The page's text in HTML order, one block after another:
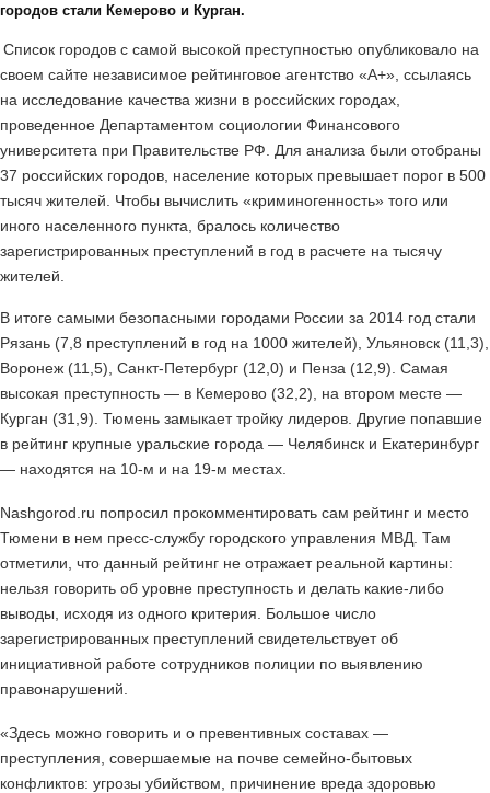
городов стали Кемерово и Курган.
Список городов с самой высокой преступностью опубликовало на
своем сайте независимое рейтинговое агентство «А+», ссылаясь
на исследование качества жизни в российских городах,
проведенное Департаментом социологии Финансового
университета при Правительстве РФ. Для анализа были отобраны
37 российских городов, население которых превышает порог в 500
тысяч жителей. Чтобы вычислить «криминогенность» того или
иного населенного пункта, бралось количество
зарегистрированных преступлений в год в расчете на тысячу
жителей.
В итоге самыми безопасными городами России за 2014 год стали
Рязань (7,8 преступлений в год на 1000 жителей), Ульяновск (11,3),
Воронеж (11,5), Санкт-Петербург (12,0) и Пенза (12,9). Самая
высокая преступность — в Кемерово (32,2), на втором месте —
Курган (31,9). Тюмень замыкает тройку лидеров. Другие попавшие
в рейтинг крупные уральские города — Челябинск и Екатеринбург
— находятся на 10-м и на 19-м местах.
Nashgorod.ru попросил прокомментировать сам рейтинг и место
Тюмени в нем пресс-службу городского управления МВД. Там
отметили, что данный рейтинг не отражает реальной картины:
нельзя говорить об уровне преступность и делать какие-либо
выводы, исходя из одного критерия. Большое число
зарегистрированных преступлений свидетельствует об
инициативной работе сотрудников полиции по выявлению
правонарушений.
«Здесь можно говорить и о превентивных составах —
преступления, совершаемые на почве семейно-бытовых
конфликтов: угрозы убийством, причинение вреда здоровью